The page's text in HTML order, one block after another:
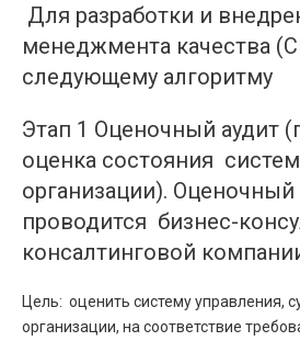
Для разработки и
менеджмента качества
следующему алгоритму
Этап 1 Оценочный аудит
оценка состояния
организации). Оценочный
проводится бизнес-
консалтинговой
Цель: оценить систему управления,
организации, на соответствие